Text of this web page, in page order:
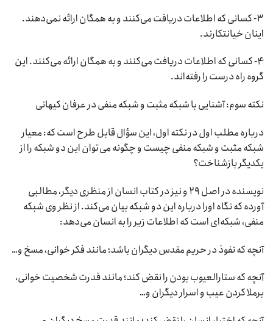
۳- کسانی که اطلاعات دریافت می‌کنند و به همگان ارائه نمی‌دهند.
اینان خیانتکارند.
۴- کسانی که اطلاعات دریافت می‌کنند و به همگان ارائه می‌کنند. این
گروه راه درست را رفته‌اند.
نکته سوم: آشنایی با شبکه مثبت و شبکه منفی در عرفان کیهانی
درباره مطلب اول در نکته اول، این سؤال قابل طرح است که: معیار
شبکه مثبت و شبکه منفی چیست و چگونه می‌توان این دو شبکه را از
یکدیگر بازشناخت؟
نویسنده در اصل ۲۹ و نیز در کتاب انسان از منظری دیگر، مطالبی
آورده که نگاه اورا درباره این دو شبکه بیان می‌کند. از نظر وی شبکه
منفی، شبکه‌ای است که اطلاعات زیر را به انسان می‌دهد:
آنچه که نفوذ در حریم مقدس دیگران باشد؛ مانند فکر خوانی، مسخ و…
آنچه که ستارالعیوب بودن را نقض کند؛ مانند قدرت شخصیت خوانی،
برملا کردن عیب و اسرار دیگران و…